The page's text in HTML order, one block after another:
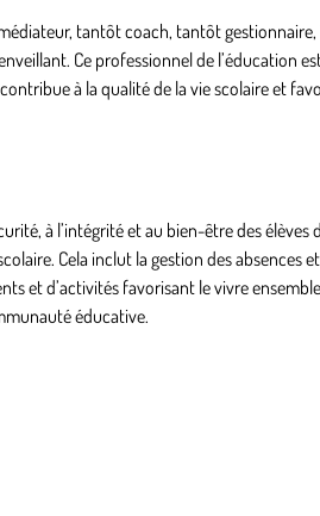
tantôt coach, tantôt
Ce professionnel de l’éducation
à la qualité de la vie scolaire et
à l’intégrité et au bien-être des élèves
Cela inclut la gestion des absences
et d’activités favorisant le vivre
éducative.